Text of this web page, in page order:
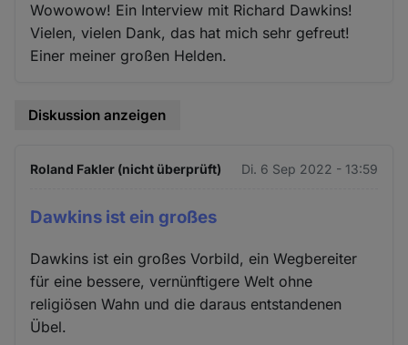
Wowowow! Ein Interview mit Richard Dawkins!
Vielen, vielen Dank, das hat mich sehr gefreut!
Einer meiner großen Helden.
Diskussion anzeigen
Roland Fakler (nicht überprüft) Di. 6 Sep 2022 - 13:59
Dawkins ist ein großes
Dawkins ist ein großes Vorbild, ein Wegbereiter
für eine bessere, vernünftigere Welt ohne
religiösen Wahn und die daraus entstandenen
Übel.